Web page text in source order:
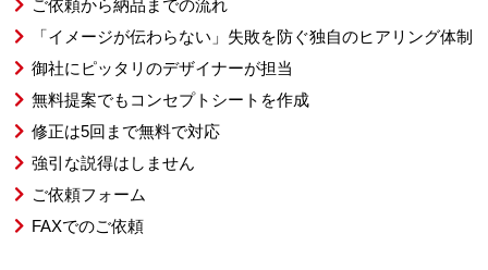
ご依頼から納品までの流れ
「イメージが伝わらない」失敗を防ぐ独自のヒアリング体制
御社にピッタリのデザイナーが担当
無料提案でもコンセプトシートを作成
修正は5回まで無料で対応
強引な説得はしません
ご依頼フォーム
FAXでのご依頼